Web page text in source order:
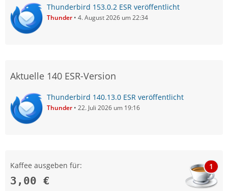
Thunderbird 153.0.2 ESR veröffentlicht
Thunder 4. August 2026 um 22:34
Aktuelle 140 ESR-Version
Thunderbird 140.13.0 ESR veröffentlicht
Thunder 22. Juli 2026 um 19:16
Kaffee ausgeben für:
3,00 €
1